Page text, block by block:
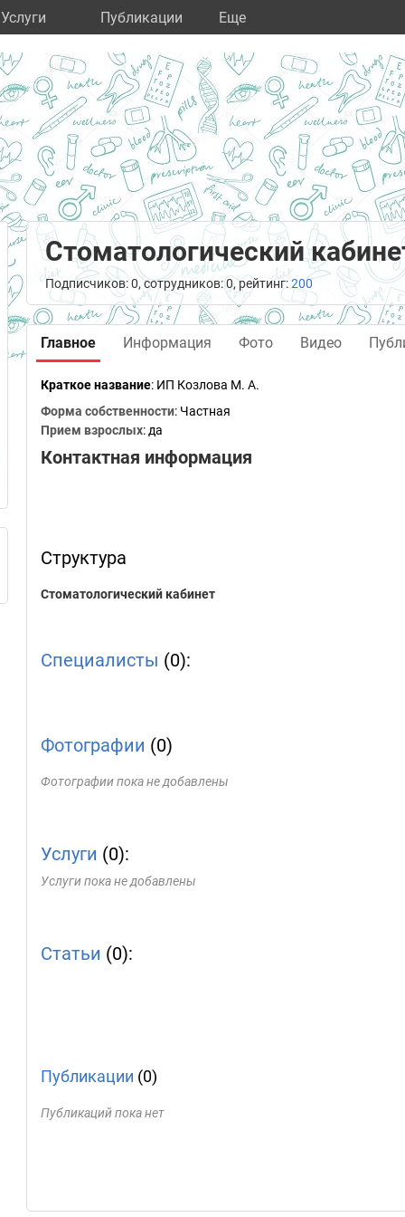
Услуги Публикации Eще
Стоматологический
Подписчиков: 0, сотрудников: 0, рейтинг:200
Главное Информация Фото Видео
Краткое название: ИП Козлова М. А.
Форма собственности: Частная
Прием взрослых: да
Контактная информация
Структура
Стоматологический кабинет
Специалисты (0):
Фотографии (0)
Фотографии пока не добавлены
Услуги (0):
Услуги пока не добавлены
Статьи (0):
Публикации (0)
Публикаций пока нет